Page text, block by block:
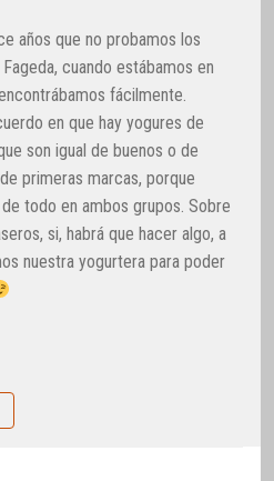
años que no probamos los
cuando estábamos en
fácilmente.
en que hay yogures de
son igual de buenos o de
primeras marcas, porque
todo en ambos grupos. Sobre
si, habrá que hacer algo, a
nuestra yogurtera para poder